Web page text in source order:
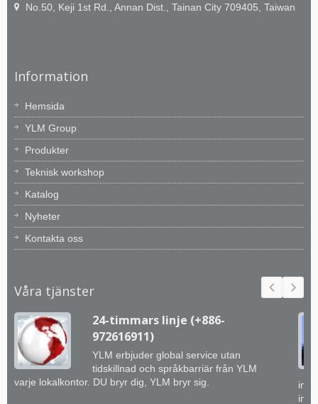
No.50, Keji 1st Rd., Annan Dist., Tainan City 709405, Taiwan
Information
Hemsida
YLM Group
Produkter
Teknisk workshop
Katalog
Nyheter
Kontakta oss
Våra tjänster
24-timmars linje (+886-
972616911)
YLM erbjuder global service utan
tidskillnad och språkbarriär från YLM
varje lokalkontor. DU bryr dig, YLM bryr sig.